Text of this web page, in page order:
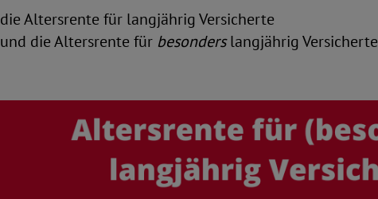
die Altersrente für langjährig Versicherte
und die Altersrente für besonderslangjährig Versicherte